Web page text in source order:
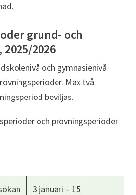
grund- och
2026
och gymnasienivå
Max två
beviljas.
och prövningsperioder
3 januari – 15